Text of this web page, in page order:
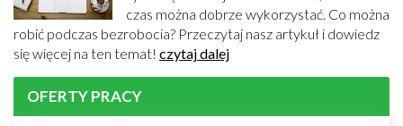
czas można dobrze wykorzystać. Co można
robić podczas bezrobocia? Przeczytaj nasz artykuł i dowiedz
się więcej na ten temat! czytaj dalej
OFERTY PRACY